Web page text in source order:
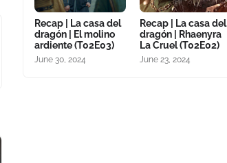
Recap | La casa del
dragón | El molino
ardiente (T02E03)
June 30, 2024
Recap | La casa del
dragón | Rhaenyra
La Cruel (T02E02)
June 23, 2024